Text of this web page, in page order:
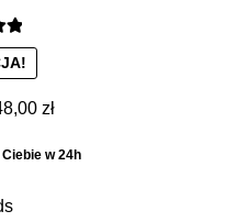
złZakres
od
w 24h